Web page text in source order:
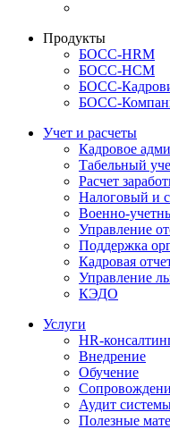
Продукты
БОСС-HRM
БОСС-HCM
БОСС-
БОСС-
Учет и расчеты
Кадровое
Табельный
Расчет
Налоговый и
Военно-
Управление
Поддержка
Кадровая
Управление
КЭДО
Услуги
HR-
Внедрение
Обучение
Аудит
Полезные